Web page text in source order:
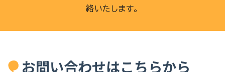
絡いたします。